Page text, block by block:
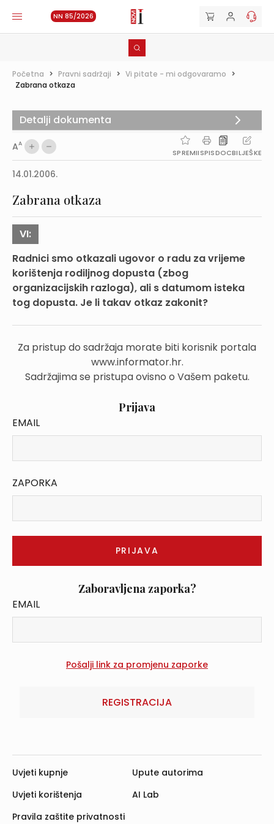
NN 85/2026
Početna > Pravni sadržaji > Vi pitate - mi odgovaramo >
Zabrana otkaza
AA
SPREMIISPISDOCBILJEŠKE
14.01.2006.
Zabrana otkaza
VI:
Radnici smo otkazali ugovor o radu za vrijeme
korištenja rodiljnog dopusta (zbog
organizacijskih razloga), ali s datumom isteka
tog dopusta. Je li takav otkaz zakonit?
Za pristup do sadržaja morate biti korisnik portala
www.informator.hr.
Sadržajima se pristupa ovisno o Vašem paketu.
Prijava
EMAIL
ZAPORKA
Zaboravljena zaporka?
EMAIL
REGISTRACIJA
Detalji dokumenta
Uvjeti kupnje
Uvjeti korištenja
Pravila zaštite privatnosti
Upute autorima
AI Lab